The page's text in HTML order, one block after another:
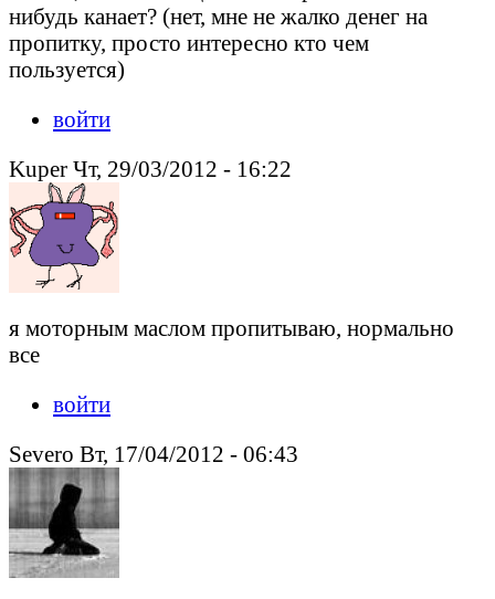
нибудь канает? (нет, мне не жалко денег на
пропитку, просто интересно кто чем
пользуется)
войти
Kuper Чт, 29/03/2012 - 16:22
я моторным маслом пропитываю, нормально
все
войти
Severo Вт, 17/04/2012 - 06:43